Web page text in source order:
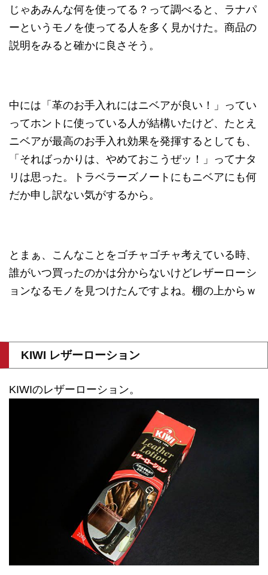
じゃあみんな何を使ってる？って調べると、ラナパ
ーというモノを使ってる人を多く見かけた。商品の
説明をみると確かに良さそう。
中には「革のお手入れにはニベアが良い！」ってい
ってホントに使っている人が結構いたけど、たとえ
ニベアが最高のお手入れ効果を発揮するとしても、
「そればっかりは、やめておこうぜッ！」ってナタ
リは思った。トラベラーズノートにもニベアにも何
だか申し訳ない気がするから。
とまぁ、こんなことをゴチャゴチャ考えている時、
誰がいつ買ったのかは分からないけどレザーローシ
ョンなるモノを見つけたんですよね。棚の上からｗ
KIWI レザーローション
KIWIのレザーローション。